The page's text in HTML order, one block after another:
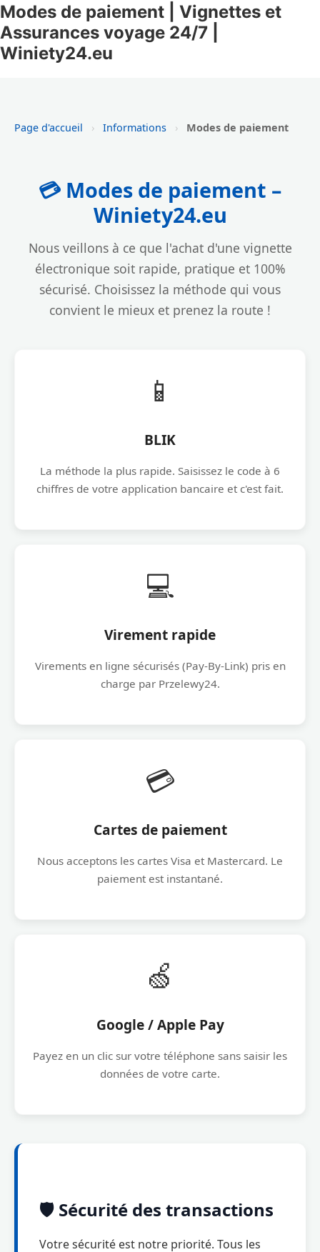
Modes de paiement | Vignettes et
Assurances voyage 24/7 |
Winiety24.eu
Page d'accueil › Informations › Modes de paiement
💳 Modes de paiement –
Winiety24.eu
Nous veillons à ce que l'achat d'une vignette
électronique soit rapide, pratique et 100%
sécurisé. Choisissez la méthode qui vous
convient le mieux et prenez la route !
📱
BLIK
La méthode la plus rapide. Saisissez le code à 6
chiffres de votre application bancaire et c'est fait.
💻
Virement rapide
Virements en ligne sécurisés (Pay-By-Link) pris en
charge par Przelewy24.
💳
Cartes de paiement
Nous acceptons les cartes Visa et Mastercard. Le
paiement est instantané.
🍏
Google / Apple Pay
Payez en un clic sur votre téléphone sans saisir les
données de votre carte.
🛡️ Sécurité des transactions
Votre sécurité est notre priorité. Tous les